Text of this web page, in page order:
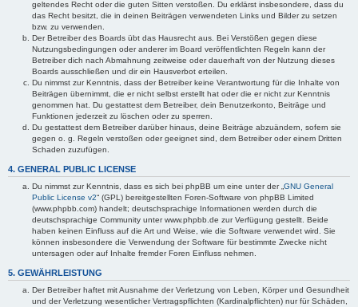
geltendes Recht oder die guten Sitten verstoßen. Du erklärst insbesondere, dass du
das Recht besitzt, die in deinen Beiträgen verwendeten Links und Bilder zu setzen
bzw. zu verwenden.
Der Betreiber des Boards übt das Hausrecht aus. Bei Verstößen gegen diese
Nutzungsbedingungen oder anderer im Board veröffentlichten Regeln kann der
Betreiber dich nach Abmahnung zeitweise oder dauerhaft von der Nutzung dieses
Boards ausschließen und dir ein Hausverbot erteilen.
Du nimmst zur Kenntnis, dass der Betreiber keine Verantwortung für die Inhalte von
Beiträgen übernimmt, die er nicht selbst erstellt hat oder die er nicht zur Kenntnis
genommen hat. Du gestattest dem Betreiber, dein Benutzerkonto, Beiträge und
Funktionen jederzeit zu löschen oder zu sperren.
Du gestattest dem Betreiber darüber hinaus, deine Beiträge abzuändern, sofern sie
gegen o. g. Regeln verstoßen oder geeignet sind, dem Betreiber oder einem Dritten
Schaden zuzufügen.
4. GENERAL PUBLIC LICENSE
Du nimmst zur Kenntnis, dass es sich bei phpBB um eine unter der „ GNU General
Public License v2“ (GPL) bereitgestellten Foren-Software von phpBB Limited
(www.phpbb.com) handelt; deutschsprachige Informationen werden durch die
deutschsprachige Community unter www.phpbb.de zur Verfügung gestellt. Beide
haben keinen Einfluss auf die Art und Weise, wie die Software verwendet wird. Sie
können insbesondere die Verwendung der Software für bestimmte Zwecke nicht
untersagen oder auf Inhalte fremder Foren Einfluss nehmen.
5. GEWÄHRLEISTUNG
Der Betreiber haftet mit Ausnahme der Verletzung von Leben, Körper und Gesundheit
und der Verletzung wesentlicher Vertragspflichten (Kardinalpflichten) nur für Schäden,